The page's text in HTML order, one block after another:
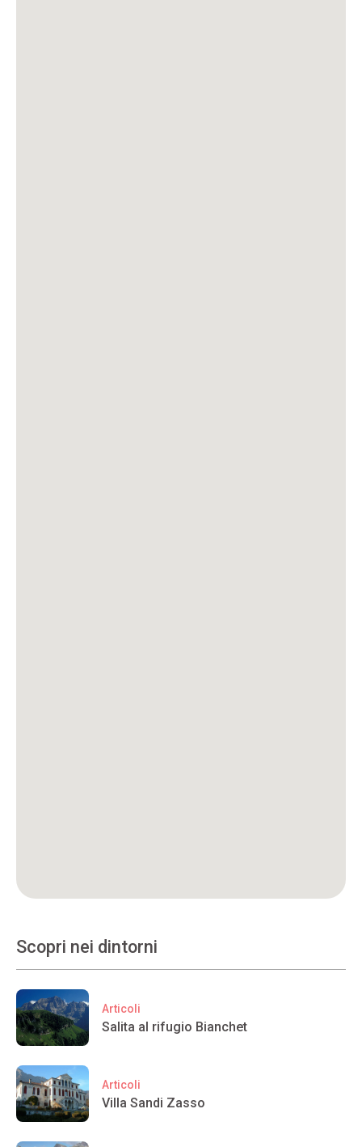
Scopri nei dintorni
Articoli
Salita al rifugio Bianchet
Articoli
Villa Sandi Zasso